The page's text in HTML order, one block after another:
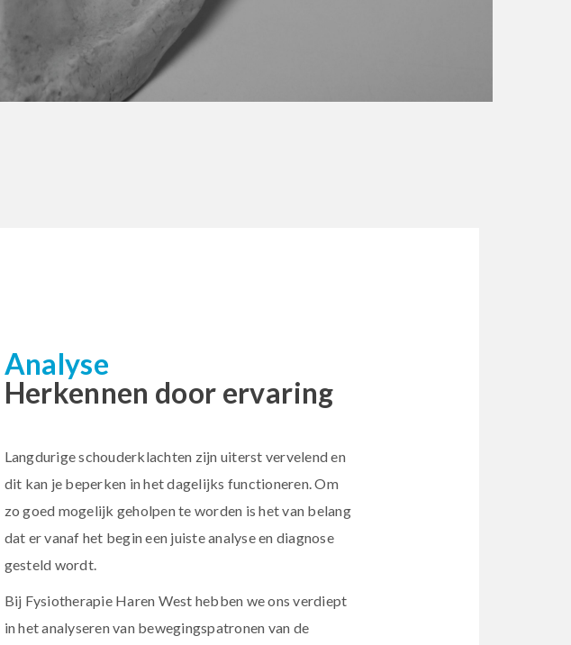
Analyse
Herkennen door ervaring
Langdurige schouderklachten zijn uiterst vervelend en
dit kan je beperken in het dagelijks functioneren. Om
zo goed mogelijk geholpen te worden is het van belang
dat er vanaf het begin een juiste analyse en diagnose
gesteld wordt.
Bij Fysiotherapie Haren West hebben we ons verdiept
in het analyseren van bewegingspatronen van de